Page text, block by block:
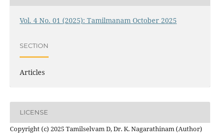
Vol. 4 No. 01 (2025): Tamilmanam October 2025
SECTION
Articles
LICENSE
Copyright (c) 2025 Tamilselvam D, Dr. K. Nagarathinam (Author)